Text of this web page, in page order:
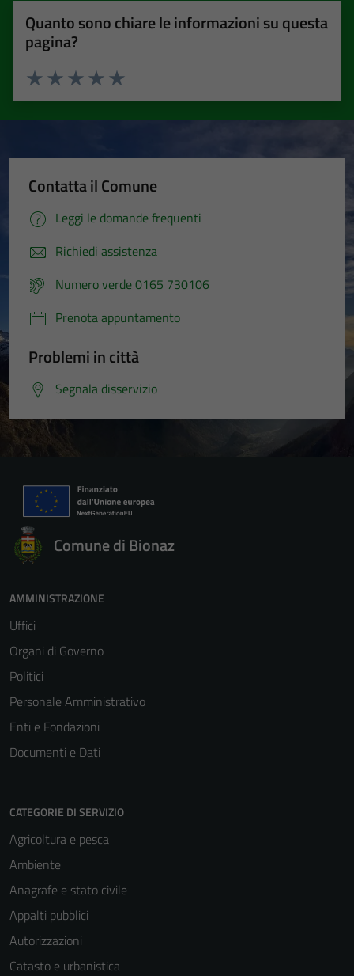
Quanto sono chiare le informazioni su questa
pagina?
Valuta 5 stelle su 5
Valuta 4 stelle su 5
Valuta 3 stelle su 5
Valuta 2 stelle su 5
Valuta 1 stelle su 5
Contatta il Comune
Leggi le domande frequenti
Richiedi assistenza
Numero verde 0165 730106
Prenota appuntamento
Problemi in città
Segnala disservizio
Comune di Bionaz
AMMINISTRAZIONE
Uffici
Organi di Governo
Politici
Personale Amministrativo
Enti e Fondazioni
Documenti e Dati
CATEGORIE DI SERVIZIO
Agricoltura e pesca
Ambiente
Anagrafe e stato civile
Appalti pubblici
Autorizzazioni
Catasto e urbanistica